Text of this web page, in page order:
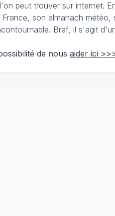
peut trouver sur internet.
son almanach météo,
Bref, il s'agit
de nous aider ici